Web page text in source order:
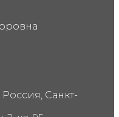
Санкт-